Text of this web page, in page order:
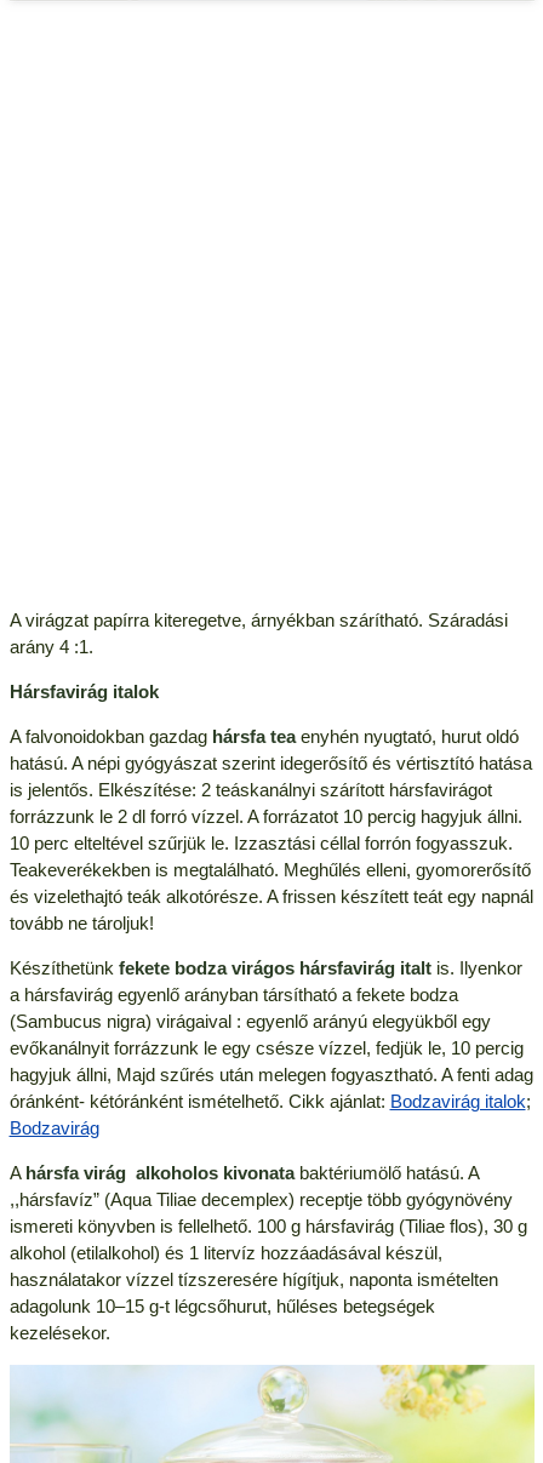
A virágzat papírra kiteregetve, árnyékban szárítható. Száradási
arány 4 :1.
Hársfavirág italok
A falvonoidokban gazdag hársfa teaenyhén nyugtató, hurut oldó
hatású. A népi gyógyászat szerint idegerősítő és vértisztító hatása
is jelentős. Elkészítése: 2 teáskanálnyi szárított hársfavirágot
forrázzunk le 2 dl forró vízzel. A forrázatot 10 percig hagyjuk állni.
10 perc elteltével szűrjük le. Izzasztási céllal forrón fogyasszuk.
Teakeverékekben is megtalálható. Meghűlés elleni, gyomorerősítő
és vizelethajtó teák alkotórésze. A frissen készített teát egy napnál
tovább ne tároljuk!
Készíthetünk fekete bodza virágos hársfavirág italtis. Ilyenkor
a hársfavirág egyenlő arányban társítható a fekete bodza
(Sambucus nigra) virágaival : egyenlő arányú elegyükből egy
evőkanálnyit forrázzunk le egy csésze vízzel, fedjük le, 10 percig
hagyjuk állni, Majd szűrés után melegen fogyasztható. A fenti adag
óránként- kétóránként ismételhető. Cikk ajánlat: Bodzavirág italok;
Bodzavirág
A hársfa virág alkoholos kivonatabaktériumölő hatású. A
,,hársfavíz” (Aqua Tiliae decemplex) receptje több gyógynövény
ismereti könyvben is fellelhető. 100 g hársfavirág (Tiliae flos), 30 g
alkohol (etilalkohol) és 1 litervíz hozzáadásával készül,
használatakor vízzel tízszeresére hígítjuk, naponta ismételten
adagolunk 10–15 g-t légcsőhurut, hűléses betegségek
kezelésekor.